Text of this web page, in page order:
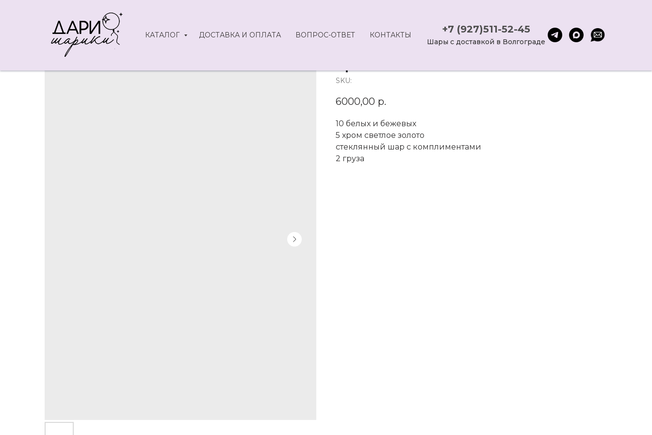
КАТАЛОГ ДОСТАВКА И ОПЛАТА ВОПРОС-ОТВЕТ КОНТАКТЫ +7 (927)511-52-45
Шары с доставкой в Волгограде
SKU:
6000,00 р.
10 белых и бежевых
5 хром светлое золото
стеклянный шар с комплиментами
2 груза